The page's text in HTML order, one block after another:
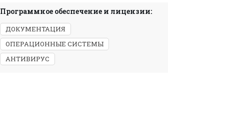
Программное обеспечение и лицензии:
ДОКУМЕНТАЦИЯ
ОПЕРАЦИОННЫЕ СИСТЕМЫ
АНТИВИРУС